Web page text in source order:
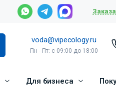
voda@vipecology.ru
Пн - Пт: с 09:00 до 18:00
Для бизнеса